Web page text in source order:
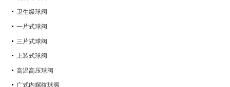
卫生级球阀
一片式球阀
三片式球阀
上装式球阀
高温高压球阀
广式内螺纹球阀